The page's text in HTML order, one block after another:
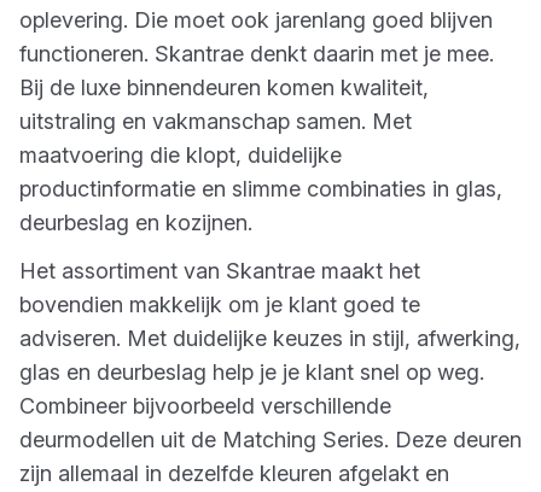
oplevering. Die moet ook jarenlang goed blijven
functioneren. Skantrae denkt daarin met je mee.
Bij de luxe binnendeuren komen kwaliteit,
uitstraling en vakmanschap samen. Met
maatvoering die klopt, duidelijke
productinformatie en slimme combinaties in glas,
deurbeslag en kozijnen.
Het assortiment van Skantrae maakt het
bovendien makkelijk om je klant goed te
adviseren. Met duidelijke keuzes in stijl, afwerking,
glas en deurbeslag help je je klant snel op weg.
Combineer bijvoorbeeld verschillende
deurmodellen uit de Matching Series. Deze deuren
zijn allemaal in dezelfde kleuren afgelakt en